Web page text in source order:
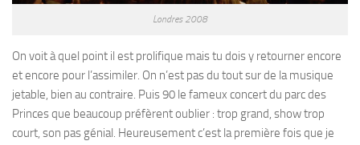
Londres 2008
On voit à quel point il est prolifique mais tu dois y retourner encore
et encore pour l’assimiler. On n’est pas du tout sur de la musique
jetable, bien au contraire. Puis 90 le fameux concert du parc des
Princes que beaucoup préfèrent oublier : trop grand, show trop
court, son pas génial. Heureusement c’est la première fois que je